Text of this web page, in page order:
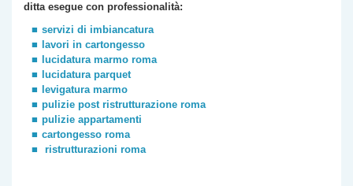
ditta esegue con professionalità:
servizi di imbiancatura
lavori in cartongesso
lucidatura marmo roma
lucidatura parquet
levigatura marmo
pulizie post ristrutturazione roma
pulizie appartamenti
cartongesso roma
ristrutturazioni roma